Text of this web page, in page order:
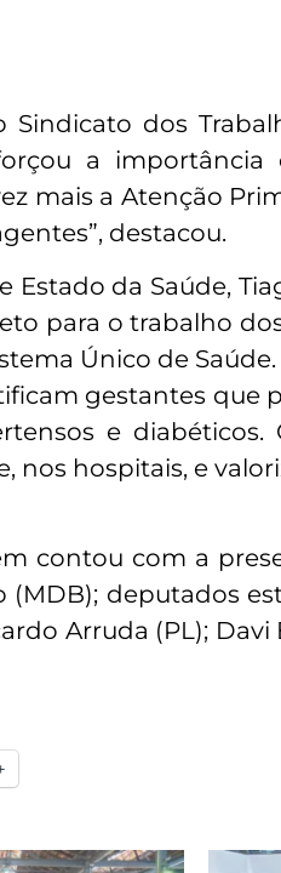
Sindicato dos
a
mais a Atenção
destacou.
Estado da Saúde,
para o trabalho
Único de
gestantes que
e
nos hospitais, e
contou com a
(MDB); deputados
Arruda (PL);